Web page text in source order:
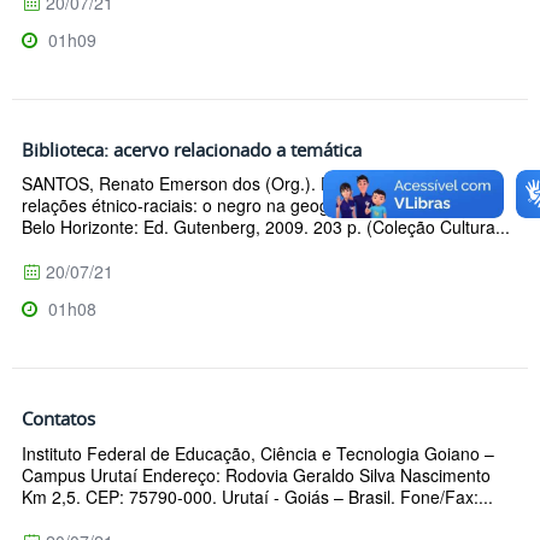
01h09
Biblioteca: acervo relacionado a temática
SANTOS, Renato Emerson dos (Org.). Diversidade, espaço e
relações étnico-raciais: o negro na geografia do Brasil. 2. ed.
Belo Horizonte: Ed. Gutenberg, 2009. 203 p. (Coleção Cultura...
20/07/21
01h08
Contatos
Instituto Federal de Educação, Ciência e Tecnologia Goiano –
Campus Urutaí Endereço: Rodovia Geraldo Silva Nascimento
Km 2,5. CEP: 75790-000. Urutaí - Goiás – Brasil. Fone/Fax:...